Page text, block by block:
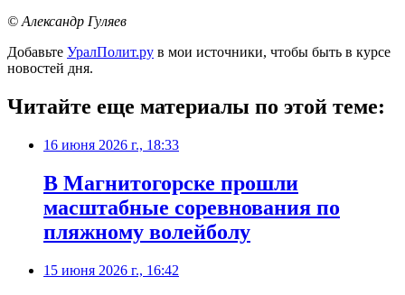
© Александр Гуляев
Добавьте УралПолит.ру в мои источники, чтобы быть в курсе
новостей дня.
Читайте еще материалы по этой теме:
16 июня 2026 г., 18:33
В Магнитогорске прошли
масштабные соревнования по
пляжному волейболу
15 июня 2026 г., 16:42